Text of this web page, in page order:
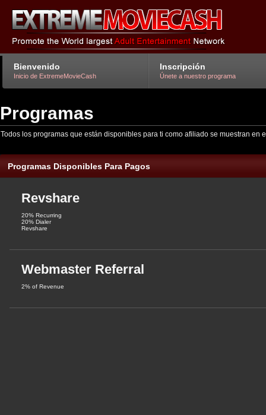
Bienvenido
Inicio de ExtremeMovieCash
Inscripción
Únete a nuestro programa
Programas
Todos los programas que están disponibles para ti como afiliado se muestran
Programas Disponibles Para Pagos
Revshare
20% Recurring
20% Dialer
Revshare
Webmaster Referral
2% of Revenue